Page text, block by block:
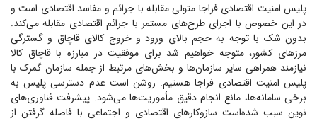
‌پلیس امنیت اقتصادی فراجا متولی مقابله با جرائم و مفاسد اقتصادی است و
در این خصوص با اجرای طرح‌های مستمر با جرائم اقتصادی مقابله می‌کند.
بدون شک با توجه به حجم بالای ورود و خروج کالای قاچاق و گسترگی
مرز‌های کشور، متوجه خواهیم شد برای موفقیت در مبارزه با قاچاق کالا
نیازمند همراهی سایر سازمان‌ها و بخش‌های مرتبط از جمله سازمان گمرک با
پلیس امنیت اقتصادی فراجا هستیم. روشن است عدم دسترسی پلیس به
برخی سامانه‌ها، مانع انجام دقیق مأموریت‌ها می‌شود. پیشرفت فناوری‌های
نوین سبب شده‌است سازوکار‌های اقتصادی و اجتماعی با فاصله گرفتن از